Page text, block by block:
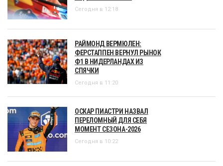
Сегодня в 12:18
РАЙМОНД ВЕРМЮЛЕН:
ФЕРСТАППЕН ВЕРНУЛ РЫНОК
Ф1 В НИДЕРЛАНДАХ ИЗ
СПЯЧКИ
Сегодня в 11:20
ОСКАР ПИАСТРИ НАЗВАЛ
ПЕРЕЛОМНЫЙ ДЛЯ СЕБЯ
МОМЕНТ СЕЗОНА-2026
Сегодня в 10:22